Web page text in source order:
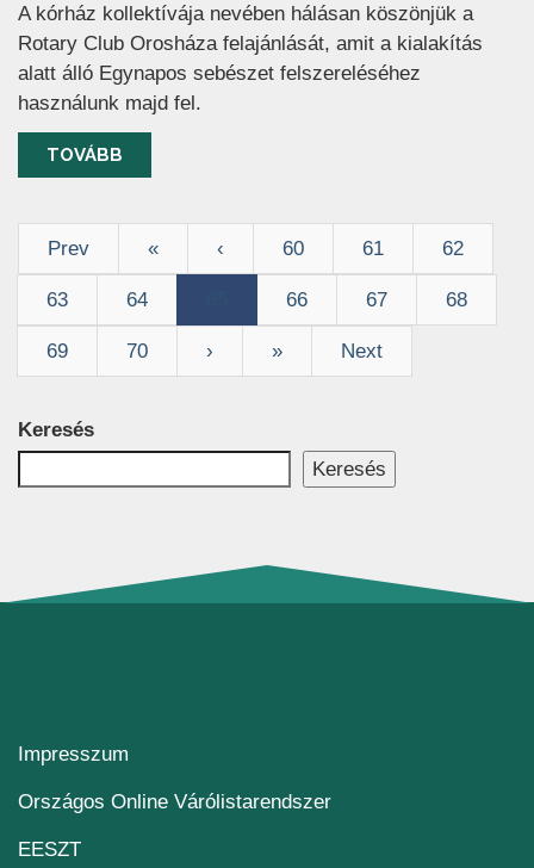
A kórház kollektívája nevében hálásan köszönjük a
Rotary Club Orosháza felajánlását, amit a kialakítás
alatt álló Egynapos sebészet felszereléséhez
használunk majd fel.
TOVÁBB
Prev « ‹ 60 61 62
63 64 66 67 68
69 70 › » Next
Keresés
Keresés
Impresszum
Országos Online Várólistarendszer(új ablakban nyílik
EESZT(új ablakban nyílik meg)